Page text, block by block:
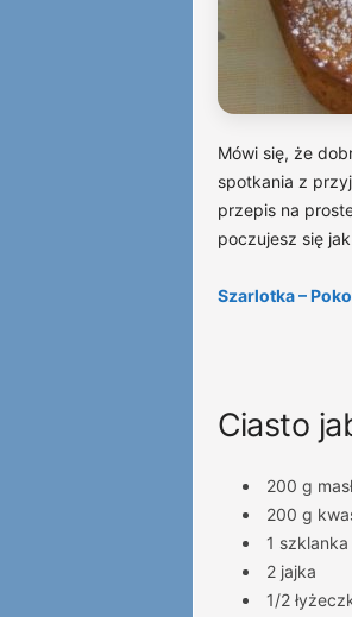
Mówi się, że
spotkania z
przepis na
poczujesz się
Szarlotka –
Ciasto
200 g
200 g
1
2 jajka
1/2